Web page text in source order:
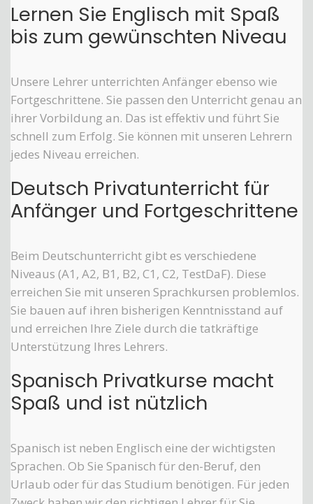
Lernen Sie Englisch mit Spaß
bis zum gewünschten Niveau
Unsere Lehrer unterrichten Anfänger ebenso wie
Fortgeschrittene. Sie passen den Unterricht genau an
ihrer Vorbildung an. Das ist effektiv und führt Sie
schnell zum Erfolg. Sie können mit unseren Lehrern
jedes Niveau erreichen.
Deutsch Privatunterricht für
Anfänger und Fortgeschrittene
Beim Deutschunterricht gibt es verschiedene
Niveaus (A1, A2, B1, B2, C1, C2, TestDaF). Diese
erreichen Sie mit unseren Sprachkursen problemlos.
Sie bauen auf ihren bisherigen Kenntnisstand auf
und erreichen Ihre Ziele durch die tatkräftige
Unterstützung Ihres Lehrers.
Spanisch Privatkurse macht
Spaß und ist nützlich
Spanisch ist neben Englisch eine der wichtigsten
Sprachen. Ob Sie Spanisch für den-Beruf, den
Urlaub oder für das Studium benötigen. Für jeden